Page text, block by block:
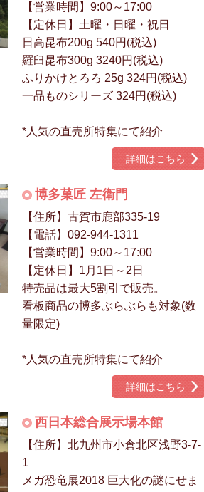
【営業時間】9:00～17:00
【定休日】土曜・日曜・祝日
日高昆布200g 540円(税込)
羅臼昆布300g 3240円(税込)
ふりかけとろろ 25g 324円(税込)
一品ものシリーズ 324円(税込)
*人気の直売所特集にて紹介
詳細はこちら
博多菓匠 左衛門
【住所】古賀市鹿部335-19
【電話】092-944-1311
【営業時間】9:00～17:00
【定休日】1月1日～2日
特売品は最大5割引で販売。
看板商品の博多ぶらぶらも対象(数
量限定)
*人気の直売所特集にて紹介
詳細はこちら
西日本総合展示場本館
【住所】北九州市小倉北区浅野3-7-
1
メガ恐竜展2018 巨大化の謎にせま